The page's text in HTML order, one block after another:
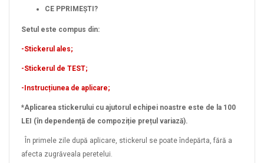
CE PPRIMEȘTI?
Setul este compus din:
-Stickerul ales;
-Stickerul de TEST;
-Instrucțiunea de aplicare;
*Aplicarea stickerului cu ajutorul echipei noastre este de la 100
LEI (în dependență de compoziție prețul variază).
În primele zile după aplicare, stickerul se poate îndepărta, fără a
afecta zugrăveala peretelui.